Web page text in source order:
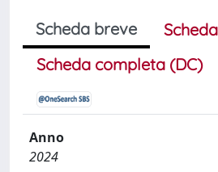
Scheda breve
Scheda completa (DC)
Anno
2024